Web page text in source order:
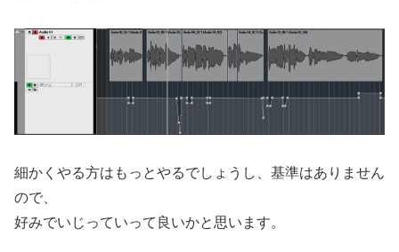
細かくやる方はもっとやるでしょうし、基準はありません
ので、
好みでいじっていって良いかと思います。